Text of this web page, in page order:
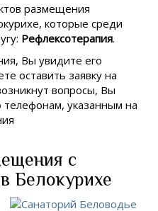
размещения
которые среди
Рефлексотерапия.
Вы увидите его
оставить заявку на
вопросы, Вы
телефонам, указанным на
с
Белокурихе